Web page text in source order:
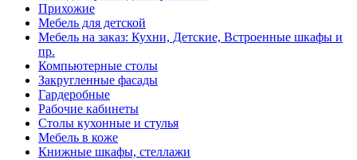
Прихожие
Мебель для детской
Мебель на заказ: Кухни, Детские, Встроенные шкафы и
пр.
Компьютерные столы
Закругленные фасады
Гардеробные
Рабочие кабинеты
Столы кухонные и стулья
Мебель в коже
Книжные шкафы, стеллажи